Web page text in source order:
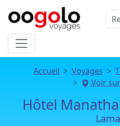
Accueil Voyages
Voir
Hôtel